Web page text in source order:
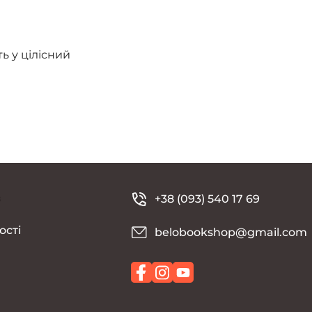
у цілісний
+38 (093) 540 17 69
belobookshop@gmail.com